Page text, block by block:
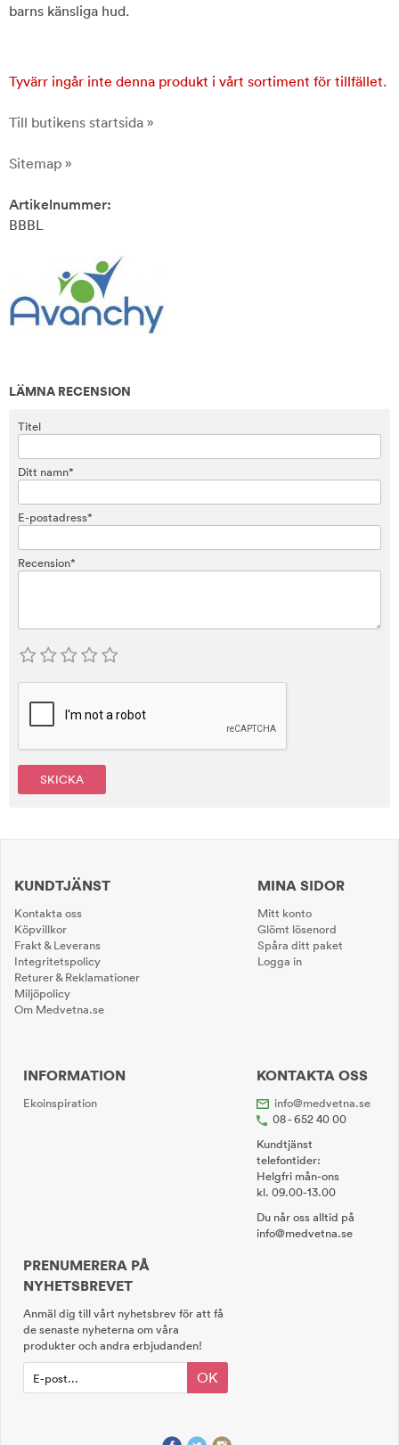
barns känsliga hud.
Tyvärr ingår inte denna produkt i vårt sortiment för tillfället.
Till butikens startsida »
Sitemap »
Artikelnummer:
BBBL
LÄMNA RECENSION
Titel
Ditt namn*
E-postadress*
Recension*
SKICKA
KUNDTJÄNST
Kontakta oss
Köpvillkor
Frakt & Leverans
Integritetspolicy
Returer & Reklamationer
Miljöpolicy
Om Medvetna.se
MINA SIDOR
Mitt konto
Glömt lösenord
Spåra ditt paket
Logga in
INFORMATION
Ekoinspiration
KONTAKTA OSS
info@medvetna.se
08 - 652 40 00
Kundtjänst
telefontider:
Helgfri mån-ons
kl. 09.00-13.00
Du når oss alltid på
info@medvetna.se
PRENUMERERA PÅ
NYHETSBREVET
Anmäl dig till vårt nyhetsbrev för att få
de senaste nyheterna om våra
produkter och andra erbjudanden!
OK